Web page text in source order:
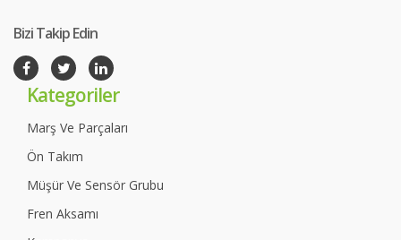
Bizi Takip Edin
Kategoriler
Marş Ve Parçaları
Ön Takım
Müşür Ve Sensör Grubu
Fren Aksamı